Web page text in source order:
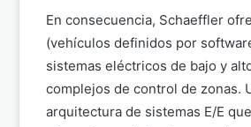
En consecuencia, Schaeffler
(vehículos definidos por
sistemas eléctricos de bajo y
complejos de control de zonas.
arquitectura de sistemas E/E